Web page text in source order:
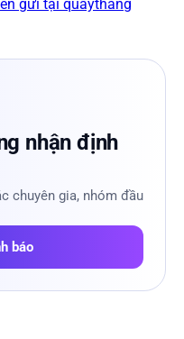
gửi tại quầytháng
nhận định
chuyên gia, nhóm đầu
báo